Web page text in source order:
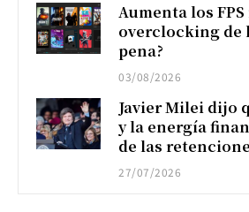
Aumenta los
overclocking de
pena?
03/08/2026
Javier Milei dijo
y la energía
de las
27/07/2026